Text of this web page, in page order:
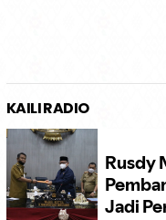
KAILI RADIO